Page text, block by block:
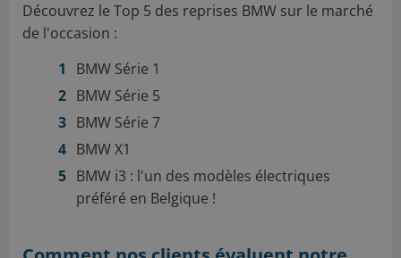
Découvrez le Top 5 des reprises BMW sur le marché
de l'occasion :
BMW Série 1
BMW Série 5
BMW Série 7
BMW X1
BMW i3 : l'un des modèles électriques
préféré en Belgique !